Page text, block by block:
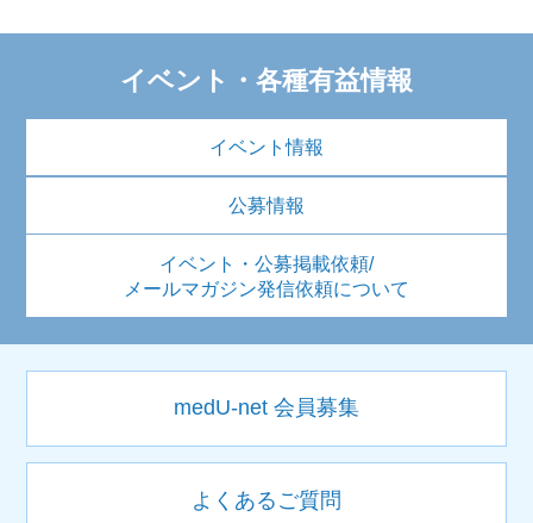
イベント・各種有益情報
イベント情報
公募情報
イベント・公募掲載依頼/
メールマガジン発信依頼について
medU-net 会員募集
よくあるご質問